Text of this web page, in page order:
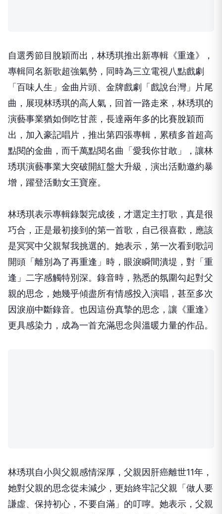
自選秀節目脫穎而出，林琇琪推出新專輯《重逢》，
專輯同名新歌超強氣勢，同時為三立電視八點戲劇
「百味人生」金曲片頭、金牌戲劇「戲說台灣」片尾
曲，展現林琇琪的高人氣，回首一路走來，林琇琪的
演藝事業猶如倒吃甘蔗，長達兩年多的比賽脫穎而
出，加入豪記唱片，推出第四張專輯，累積多首超高
點閱的金曲，而千萬點閱名曲「愛我你甘敢」，讓林
琇琪演藝事業大突破開紅盤大升級，演出活動邀約暴
增，躍登活動女王寶座。
林琇琪表示專輯錄製完成後，才選定主打歌，真是很
巧合，正是最初接到的第一首歌，自己很喜歡，應該
是冥冥中父親幫我挑選的。她表示，第一次看到歌詞
開頭「離別為了再重逢」時，眼淚瞬間潰堤，對「重
逢」二字感觸特別深。錄音時，熟悉的氛圍勾起對父
親的思念，她幾乎傾盡所有情感投入演唱，甚至多次
因淚崩中斷錄音。也因這份真摯的思念，讓《重逢》
更具感染力，成為一首充滿思念與溫暖力量的作品。
林琇琪自小與父親感情深厚，父親因肝癌離世11年，
她對父親的思念從未減少，更始終牢記父親「做人要
謙虛、保持初心，不要自滿」的叮嚀。她表示，父親